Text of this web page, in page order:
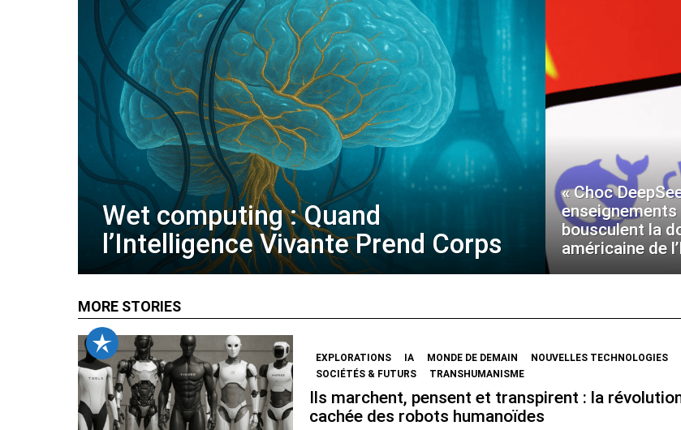
Wet computing : Quand
l’Intelligence Vivante Prend Corps
« Choc
enseignements
bousculent la
américaine de
MORE STORIES
EXPLORATIONS IA MONDE DE DEMAIN
NOUVELLES TECHNOLOGIES
SOCIÉTÉS & FUTURS
TRANSHUMANISME
Ils marchent, pensent et transpirent : la
cachée des robots humanoïdes